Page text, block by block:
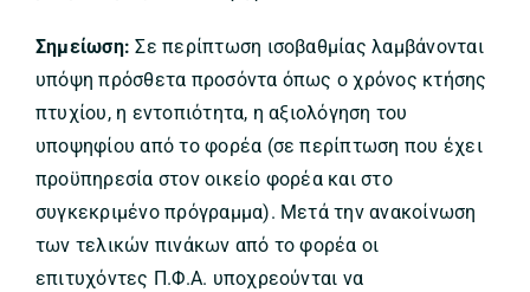
Σημείωση: Σε περίπτωση ισοβαθμίας λαμβάνονται
υπόψη πρόσθετα προσόντα όπως ο χρόνος κτήσης
πτυχίου, η εντοπιότητα, η αξιολόγηση του
υποψηφίου από το φορέα (σε περίπτωση που έχει
προϋπηρεσία στον οικείο φορέα και στο
συγκεκριμένο πρόγραμμα). Μετά την ανακοίνωση
των τελικών πινάκων από το φορέα οι
επιτυχόντες Π.Φ.Α. υποχρεούνται να